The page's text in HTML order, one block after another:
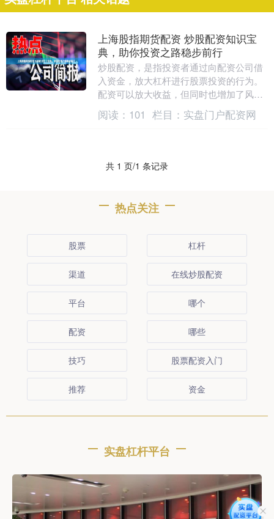
上海股指期货配资 炒股配资知识宝
典，助你投资之路稳步前行
炒股配资，是指投资者通过向配资公司借
入资金，放大杠杆进行股票投资的行为。
配资可以放大收益，但同时也增加了风
险。因此，投资者在进行炒股配资前，需
要了解以下知识： ....
阅读： 101 栏目： 实盘门户配资网
共 1 页/1 条记录
热点关注
股票 杠杆
渠道 在线炒股配资
平台 哪个
配资 哪些
技巧 股票配资入门
推荐 资金
实盘杠杆平台